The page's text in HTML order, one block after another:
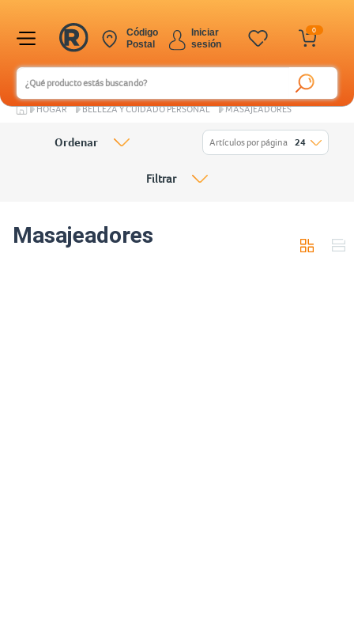
0
Iniciar
sesión
Código
Postal
HOGAR BELLEZA Y CUIDADO PERSONAL MASAJEADORES
Masajeadores
Ordenar Artículos por página 24
Filtrar